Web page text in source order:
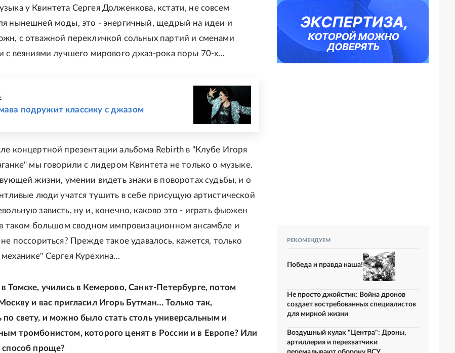
у Квинтета Сергея Долженкова, кстати, не совсем
нынешней моды, это - энергичный, щедрый на идеи и
с отважной перекличкой сольных партий и сменами
с веяниями лучшего мирового джаз-рока поры 70-х…
подружит классику с джазом
концертной презентации альбома Rebirth в "Клубе Игоря
мы говорили с лидером Квинтета не только о музыке.
жизни, умении видеть знаки в поворотах cудьбы, и о
люди учатся тушить в себе присущую артистической
зависть, ну и, конечно, каково это - играть фьюжен
таком большом сводном импровизационном ансамбле и
поссориться? Прежде такое удавалось, кажется, только
Сергея Курехина…
Томске, учились в Кемерово, Санкт-Петербурге, потом
и вас пригласил Игорь Бутман… Только так,
свету, и можно было стать столь универсальным и
тромбонистом, которого ценят в России и в Европе? Или
способ проще?
РЕКОМЕНДУЕМ
Победа и правда наша!
Не просто джойстик: Война дронов
создает востребованных специалистов
для мирной жизни
Воздушный кулак "Центра": Дроны,
артиллерия и перехватчики